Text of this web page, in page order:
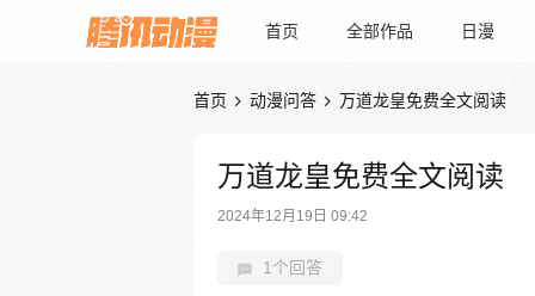
首页 全部作品 日漫
首页  动漫问答  万道龙皇免费全文阅读
万道龙皇免费全文阅读
2024年12月19日 09:42
1个回答